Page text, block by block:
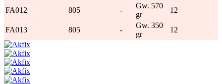
FA012 805 -
Gw. 570
gr
12
FA013 805 -
Gw. 350
gr
12